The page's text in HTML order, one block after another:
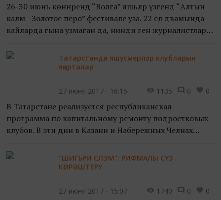
26-30 июнь көннәрендә “Волга” яшьләр үзәгендә “Алтын
каләм - Золотое перо” фестивале уза. 22 ел дәвамында
кайларда гына узмаган да, нинди генә журналистларга
Татарстанда яшүсмерләр клубларын
яңарталар
27 июня 2017 - 16:15 1135 0 0
В Татарстане реализуется республиканская
программа по капитальному ремонту подростковых
клубов. В эти дни в Казани и Набережных Челнах
реконструкции, сообща..."ШИГЪРИ СЛЭМ": РИФМАЛЫ СҮЗ
КӨРӘШТЕРҮ
27 июня 2017 - 15:07 1740 0 0